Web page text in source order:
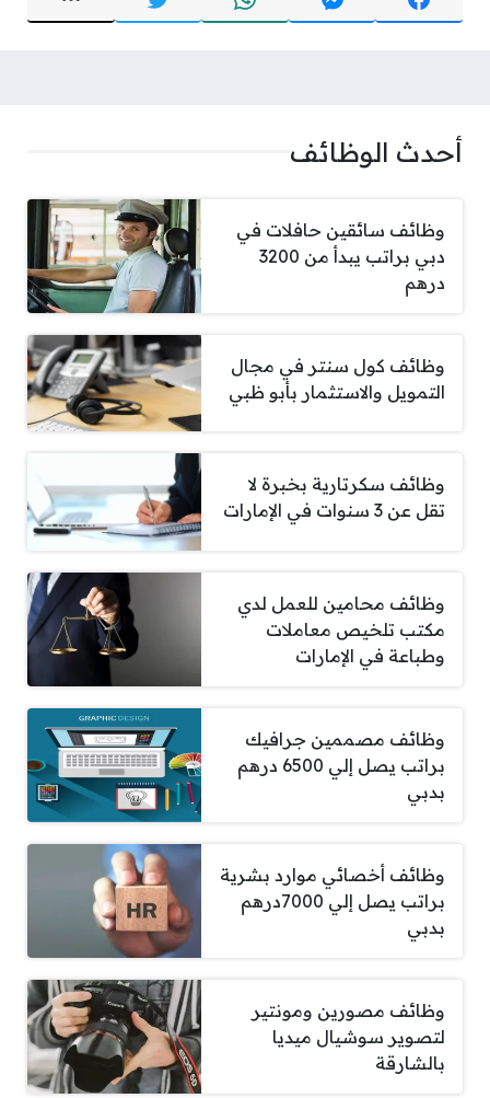
أحدث الوظائف
وظائف سائقين حافلات في
دبي براتب يبدأ من 3200
درهم
وظائف كول سنتر في مجال
التمويل والاستثمار بأبو ظبي
وظائف سكرتارية بخبرة لا
تقل عن 3 سنوات في الإمارات
وظائف محامين للعمل لدي
مكتب تلخيص معاملات
وطباعة في الإمارات
وظائف مصممين جرافيك
براتب يصل إلي 6500 درهم
بدبي
وظائف أخصائي موارد بشرية
براتب يصل إلي 7000درهم
بدبي
وظائف مصورين ومونتير
لتصوير سوشيال ميديا
بالشارقة